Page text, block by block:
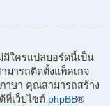
มีใครแปลบอร์ดนี้เป็น
มารถติดตั้งแพ็คเกจ
าษา คุณสามารถสร้าง
ที่เว็บไซต์ phpBB®